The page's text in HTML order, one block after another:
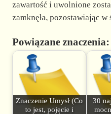
zawartość i uwolnione
zamknęła, pozostawiając
Powiązane znaczenia:
Znaczenie Umysł (Co
to jest, pojęcie i
30